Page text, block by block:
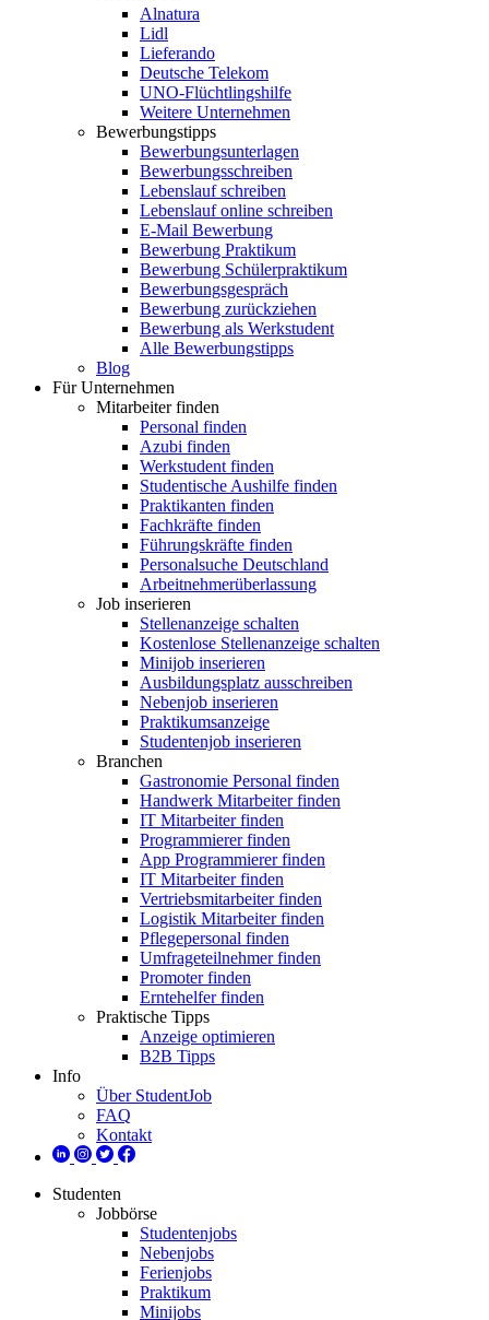
Alnatura
Lidl
Lieferando
Deutsche Telekom
UNO-Flüchtlingshilfe
Weitere Unternehmen
Bewerbungstipps
Bewerbungsunterlagen
Bewerbungsschreiben
Lebenslauf schreiben
Lebenslauf online schreiben
E-Mail Bewerbung
Bewerbung Praktikum
Bewerbung Schülerpraktikum
Bewerbungsgespräch
Bewerbung zurückziehen
Bewerbung als Werkstudent
Alle Bewerbungstipps
Blog
Für Unternehmen
Mitarbeiter finden
Personal finden
Azubi finden
Werkstudent finden
Studentische Aushilfe finden
Praktikanten finden
Fachkräfte finden
Führungskräfte finden
Personalsuche Deutschland
Arbeitnehmerüberlassung
Job inserieren
Stellenanzeige schalten
Kostenlose Stellenanzeige schalten
Minijob inserieren
Ausbildungsplatz ausschreiben
Nebenjob inserieren
Praktikumsanzeige
Studentenjob inserieren
Branchen
Gastronomie Personal finden
Handwerk Mitarbeiter finden
IT Mitarbeiter finden
Programmierer finden
App Programmierer finden
IT Mitarbeiter finden
Vertriebsmitarbeiter finden
Logistik Mitarbeiter finden
Pflegepersonal finden
Umfrageteilnehmer finden
Promoter finden
Erntehelfer finden
Praktische Tipps
Anzeige optimieren
B2B Tipps
Info
Über StudentJob
FAQ
Kontakt
Studenten
Jobbörse
Studentenjobs
Nebenjobs
Ferienjobs
Praktikum
Minijobs